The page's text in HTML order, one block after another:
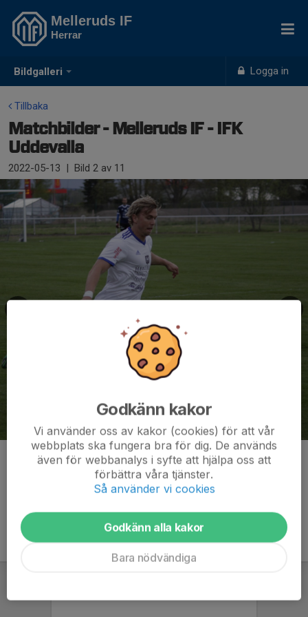
Bildgalleri Logga in
Melleruds IF
Herrar
Tillbaka
Matchbilder - Melleruds IF - IFK
Uddevalla
2022-05-13 | Bild 2 av 11
Kommentarer
Godkänn kakor
Vi använder oss av kakor (cookies) för att vår
webbplats ska fungera bra för dig. De används
även för webbanalys i syfte att hjälpa oss att
förbättra våra tjänster.
Så använder vi cookies
Godkänn alla kakor
Bara nödvändiga